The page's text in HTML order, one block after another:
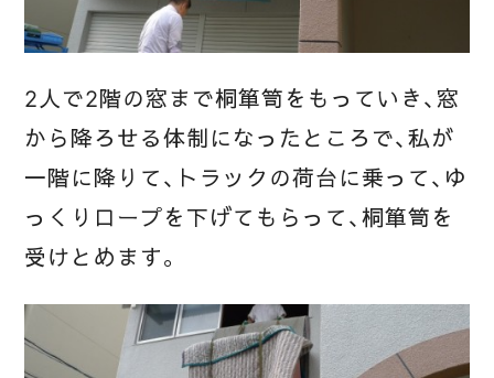
2人で2階の窓まで桐箪笥をもっていき、窓
から降ろせる体制になったところで、私が
一階に降りて、トラックの荷台に乗って、ゆ
っくりロープを下げてもらって、桐箪笥を
受けとめます。